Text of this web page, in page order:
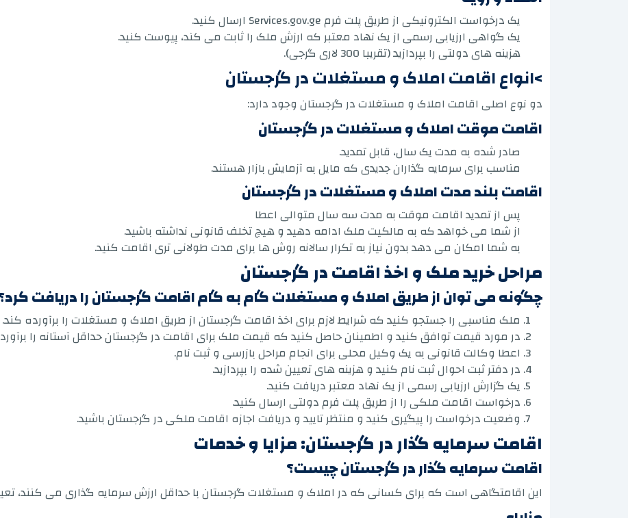
یک درخواست الکترونیکی از طریق پلت فرم Services.gov.ge ارسال کنید.
یک گواهی ارزیابی رسمی از یک نهاد معتبر که ارزش ملک را ثابت می کند، پیوست کنید.
هزینه های دولتی را بپردازید (تقریبا 300 لاری گرجی).
>انواع اقامت املاک و مستغلات در گرجستان
دو نوع اصلی اقامت املاک و مستغلات در گرجستان وجود دارد:
اقامت موقت املاک و مستغلات در گرجستان
صادر شده به مدت یک سال، قابل تمدید.
مناسب برای سرمایه گذاران جدیدی که مایل به آزمایش بازار هستند.
اقامت بلند مدت املاک و مستغلات در گرجستان
پس از تمدید اقامت موقت به مدت سه سال متوالی اعطا
از شما می خواهد که به مالکیت ملک ادامه دهید و هیچ تخلف قانونی نداشته باشید.
به شما امکان می دهد بدون نیاز به تکرار سالانه روش ها برای مدت طولانی تری اقامت کنید.
مراحل خرید ملک و اخذ اقامت در گرجستان
چگونه می توان از طریق املاک و مستغلات گام به گام اقامت گرجستان را دریافت
ملک مناسبی را جستجو کنید که شرایط لازم برای اخذ اقامت گرجستان از طریق املاک و مستغلات را برآورده کند.
در مورد قیمت توافق کنید و اطمینان حاصل کنید که قیمت ملک برای اقامت در گرجستان حداقل آستانه را
اعطا وکالت قانونی به یک وکیل محلی برای انجام مراحل بازرسی و ثبت نام.
در دفتر ثبت احوال ثبت نام کنید و هزینه های تعیین شده را بپردازید.
یک گزارش ارزیابی رسمی از یک نهاد معتبر دریافت کنید.
درخواست اقامت ملکی را از طریق پلت فرم دولتی ارسال کنید.
وضعیت درخواست را پیگیری کنید و منتظر تایید و دریافت اجازه اقامت ملکی در گرجستان باشید.
اقامت سرمایه گذار در گرجستان: مزایا و خدمات
اقامت سرمایه گذار در گرجستان چیست؟
این اقامتگاهی است که برای کسانی که در املاک و مستغلات گرجستان با حداقل ارزش سرمایه گذاری می کنند،